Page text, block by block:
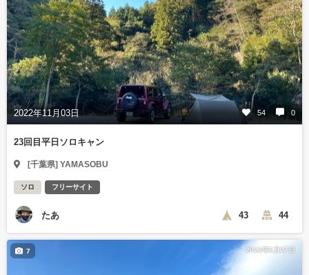
2022年11月03日 54 0
23回目平日ソロキャン
[千葉県] YAMASOBU
ソロ フリーサイト
たあ 43 44
2023年2月27日
7